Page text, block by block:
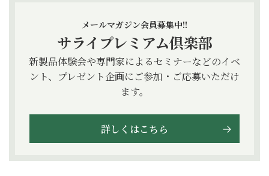
メールマガジン会員募集中!!
サライプレミアム倶楽部
新製品体験会や専門家によるセミナーなどのイベ
ント、プレゼント企画にご参加・ご応募いただけ
ます。
詳しくはこちら